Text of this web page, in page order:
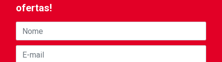
ofertas!